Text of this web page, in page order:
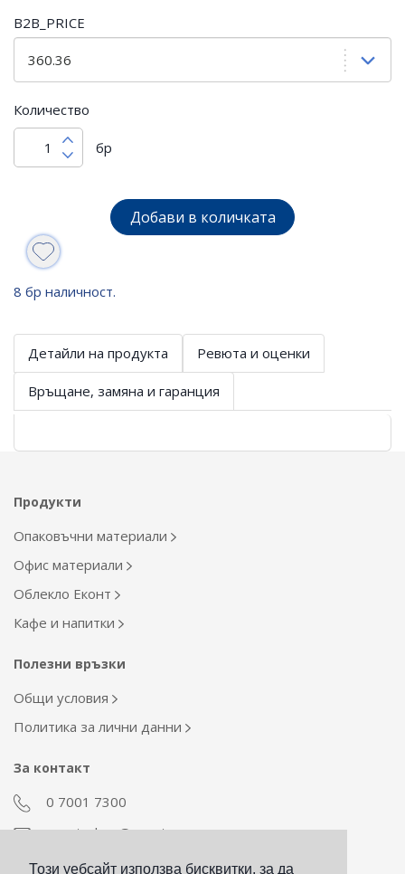
Този уебсайт използва бисквитки, за да
B2B_PRICE
Количество
бр
Добави в количката
8 бр наличност.
Детайли на продукта Ревюта и оценки
Връщане, замяна и гаранция
Продукти
Опаковъчни материали
Офис материали
Облекло Еконт
Кафе и напитки
Полезни връзки
Общи условия
Политика за лични данни
За контакт
0 7001 7300
econt_shop@econt.com